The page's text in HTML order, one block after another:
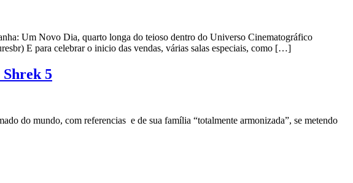
Um Novo Dia, quarto longa do teioso dentro do Universo Cinematográfico
E para celebrar o inicio das vendas, várias salas especiais, como […]
5
do mundo, com referencias e de sua família “totalmente armonizada”, se metendo